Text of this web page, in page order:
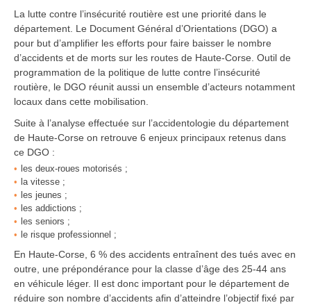
La lutte contre l’insécurité routière est une priorité dans le
département. Le Document Général d’Orientations (DGO) a
pour but d’amplifier les efforts pour faire baisser le nombre
d’accidents et de morts sur les routes de Haute-Corse. Outil de
programmation de la politique de lutte contre l’insécurité
routière, le DGO réunit aussi un ensemble d’acteurs notamment
locaux dans cette mobilisation.
Suite à l’analyse effectuée sur l’accidentologie du département
de Haute-Corse on retrouve 6 enjeux principaux retenus dans
ce DGO :
les deux-roues motorisés ;
la vitesse ;
les jeunes ;
les addictions ;
les seniors ;
le risque professionnel ;
En Haute-Corse, 6 % des accidents entraînent des tués avec en
outre, une prépondérance pour la classe d’âge des 25-44 ans
en véhicule léger. Il est donc important pour le département de
réduire son nombre d’accidents afin d’atteindre l’objectif fixé par